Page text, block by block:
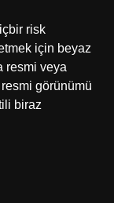
risk
için beyaz
resmi veya
görünümü
biraz